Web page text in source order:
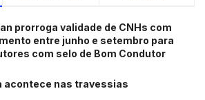
prorroga validade de CNHs com
entre junho e setembro para
com selo de Bom Condutor
acontece nas travessias